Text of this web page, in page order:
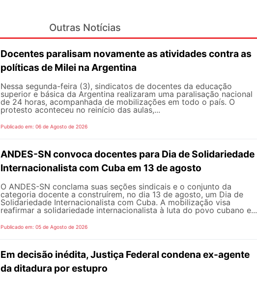
Outras Notícias
Docentes paralisam novamente as atividades contra as
políticas de Milei na Argentina
Nessa segunda-feira (3), sindicatos de docentes da educação
superior e básica da Argentina realizaram uma paralisação nacional
de 24 horas, acompanhada de mobilizações em todo o país. O
protesto aconteceu no reinício das aulas,...
Publicado em: 06 de Agosto de 2026
ANDES-SN convoca docentes para Dia de Solidariedade
Internacionalista com Cuba em 13 de agosto
O ANDES-SN conclama suas seções sindicais e o conjunto da
categoria docente a construírem, no dia 13 de agosto, um Dia de
Solidariedade Internacionalista com Cuba. A mobilização visa
reafirmar a solidariedade internacionalista à luta do povo cubano e...
Publicado em: 05 de Agosto de 2026
Em decisão inédita, Justiça Federal condena ex-agente
da ditadura por estupro